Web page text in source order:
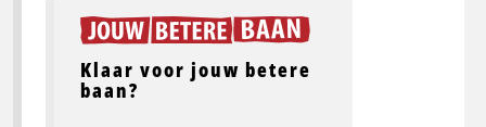
Klaar voor jouw betere
baan?